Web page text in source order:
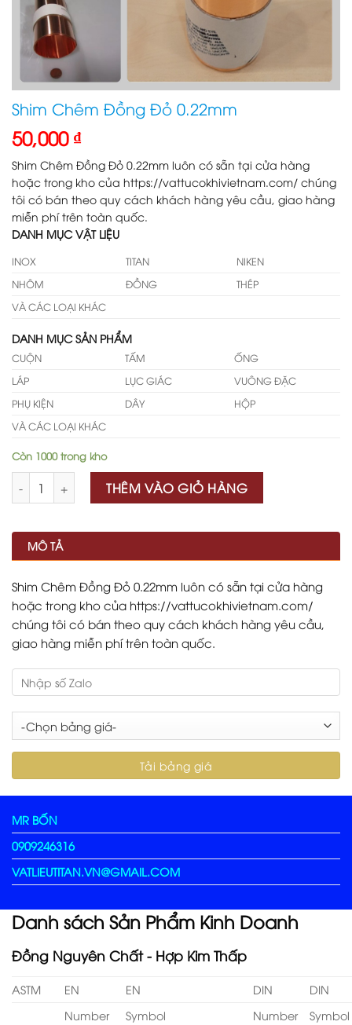
Shim Chêm Đồng Đỏ 0.22mm
50,000 ₫
Shim Chêm Đồng Đỏ 0.22mm luôn có sẵn tại cửa hàng
hoặc trong kho của https://vattucokhivietnam.com/ chúng
tôi có bán theo quy cách khách hàng yêu cầu, giao hàng
miễn phí trên toàn quốc.
DANH MỤC VẬT LIỆU
INOX TITAN
NIKEN
NHÔM
ĐỒNG
THÉP
VÀ CÁC LOẠI KHÁC
DANH MỤC SẢN PHẨM
CUỘN TẤM
ỐNG
LÁP
LỤC GIÁC
VUÔNG ĐẶC
PHỤ KIỆN
DÂY
HỘP
VÀ CÁC LOẠI KHÁC
Còn 1000 trong kho
THÊM VÀO GIỎ HÀNG
MÔ TẢ
Shim Chêm Đồng Đỏ 0.22mm luôn có sẵn tại cửa hàng
hoặc trong kho của https://vattucokhivietnam.com/
chúng tôi có bán theo quy cách khách hàng yêu cầu,
giao hàng miễn phí trên toàn quốc.
MR BỐN
0909246316
VATLIEUTITAN.VN@GMAIL.COM
Danh sách Sản Phẩm Kinh Doanh
Đồng Nguyên Chất - Hợp Kim Thấp
ASTM EN EN DIN
DIN
Number
Symbol Number
Symbol